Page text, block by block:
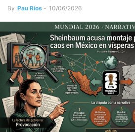
By Pau Ríos - 10/06/2026